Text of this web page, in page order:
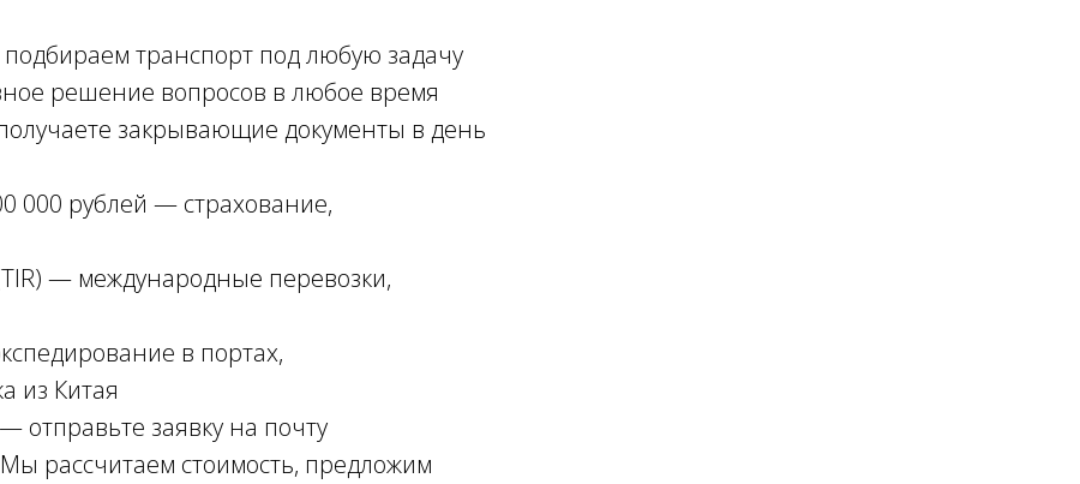
транспорт под любую задачу
решение вопросов в любое время
закрывающие документы в день
000 рублей — страхование,
— международные перевозки,
в портах,
из Китая
отправьте заявку на почту
рассчитаем стоимость, предложим